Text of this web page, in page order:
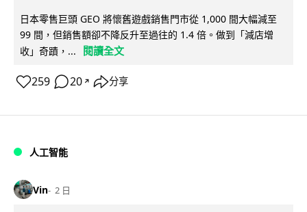
日本零售巨頭 GEO 將懷舊遊戲銷售門市從 1,000 間大幅減至
99 間，但銷售額卻不降反升至過往的 1.4 倍。做到「減店增
收」奇蹟，...
閱讀全文
259 20 ↗ 分享
人工智能
Vin 2 日